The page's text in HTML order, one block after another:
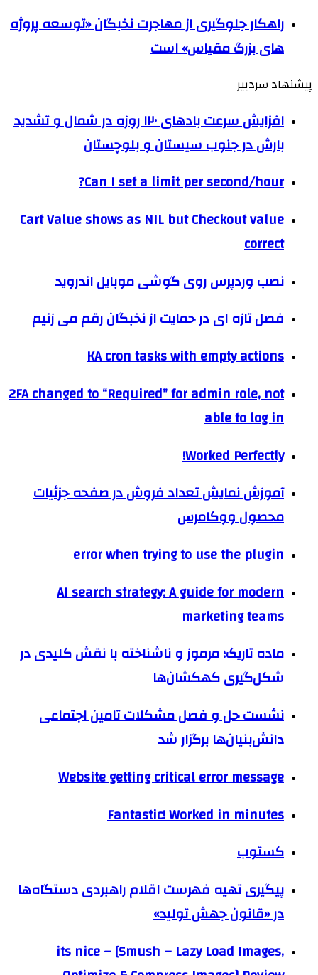
راهکار جلوگیری از مهاجرت نخبگان «توسعه پروژه
های بزرگ مقیاس» است
پیشنهاد سردبیر
افزایش سرعت بادهای ۱۲۰ روزه در شمال و تشدید
بارش‌ در جنوب سیستان و بلوچستان
Can I set a limit per second/hour?
Cart Value shows as NIL but Checkout value
correct
نصب وردپرس روی گوشی موبایل اندروید
فصل تازه ای در حمایت از نخبگان رقم می زنیم
KA cron tasks with empty actions
2FA changed to “Required” for admin role, not
able to log in
Worked Perfectly!
آموزش نمایش تعداد فروش در صفحه جزئیات
محصول ووکامرس
error when trying to use the plugin
AI search strategy: A guide for modern
marketing teams
ماده تاریک؛ مرموز و ناشناخته با نقش کلیدی در
شکل‌گیری کهکشان‌ها
نشست حل‌ و فصل مشکلات تامین اجتماعی
دانش‌بنیان‌ها برگزار شد
Website getting critical error message
Fantastic! Worked in minutes
کستوب
پیگیری تهیه فهرست اقلام راهبردی دستگاه‌ها
در «قانون جهش تولید»
its nice – [Smush – Lazy Load Images,